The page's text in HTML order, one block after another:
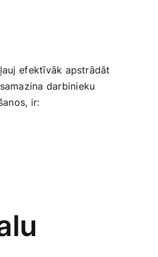
efektīvāk apstrādāt
darbinieku
ir: